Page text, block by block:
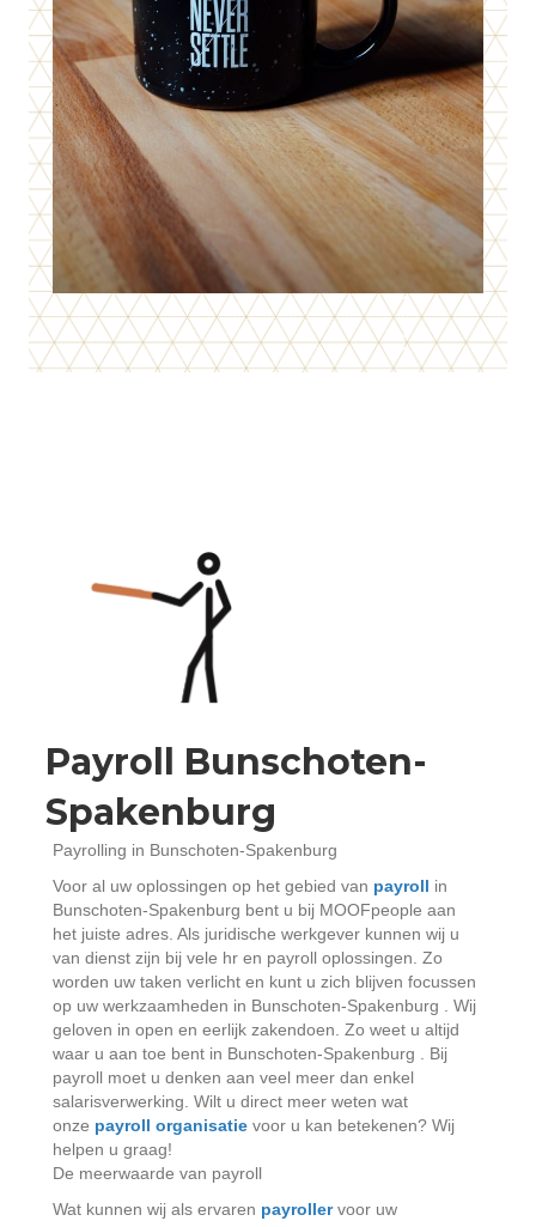
Payroll Bunschoten-
Spakenburg
Payrolling in Bunschoten-Spakenburg
Voor al uw oplossingen op het gebied van payroll in
Bunschoten-Spakenburg bent u bij MOOFpeople aan
het juiste adres. Als juridische werkgever kunnen wij u
van dienst zijn bij vele hr en payroll oplossingen. Zo
worden uw taken verlicht en kunt u zich blijven focussen
op uw werkzaamheden in Bunschoten-Spakenburg . Wij
geloven in open en eerlijk zakendoen. Zo weet u altijd
waar u aan toe bent in Bunschoten-Spakenburg . Bij
payroll moet u denken aan veel meer dan enkel
salarisverwerking. Wilt u direct meer weten wat
onze payroll organisatie voor u kan betekenen? Wij
helpen u graag!
De meerwaarde van payroll
Wat kunnen wij als ervaren payrollervoor uw